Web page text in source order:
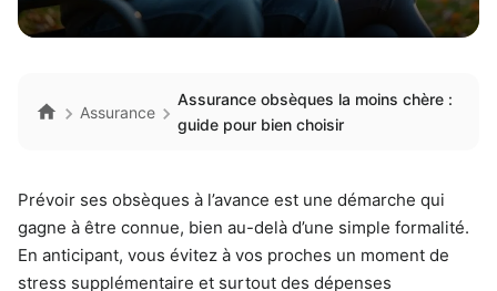
Assurance
Assurance obsèques la moins chère :
guide pour bien choisir
Prévoir ses obsèques à l’avance est une démarche qui
gagne à être connue, bien au-delà d’une simple formalité.
En anticipant, vous évitez à vos proches un moment de
stress supplémentaire et surtout des dépenses